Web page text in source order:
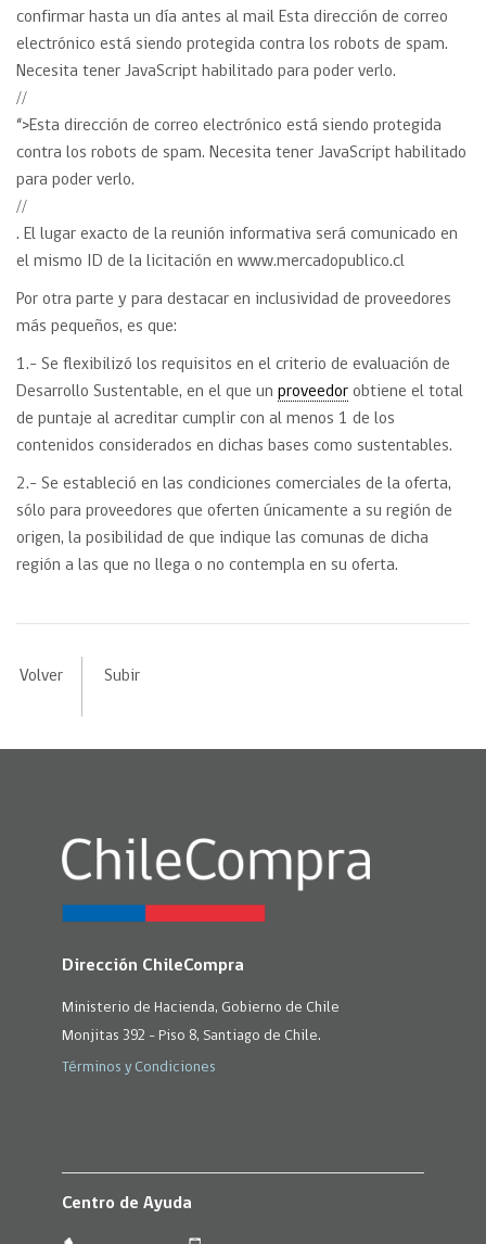
confirmar hasta un día antes al mail Esta dirección de correo
electrónico está siendo protegida contra los robots de spam.
Necesita tener JavaScript habilitado para poder verlo.
//
“>Esta dirección de correo electrónico está siendo protegida
contra los robots de spam. Necesita tener JavaScript habilitado
para poder verlo.
//
. El lugar exacto de la reunión informativa será comunicado en
el mismo ID de la licitación en www.mercadopublico.cl
Por otra parte y para destacar en inclusividad de proveedores
más pequeños, es que:
1.- Se flexibilizó los requisitos en el criterio de evaluación de
Desarrollo Sustentable, en el que un proveedor obtiene el total
de puntaje al acreditar cumplir con al menos 1 de los
contenidos considerados en dichas bases como sustentables.
2.- Se estableció en las condiciones comerciales de la oferta,
sólo para proveedores que oferten únicamente a su región de
origen, la posibilidad de que indique las comunas de dicha
región a las que no llega o no contempla en su oferta.
Volver Subir
Dirección ChileCompra
Ministerio de Hacienda, Gobierno de Chile
Monjitas 392 - Piso 8, Santiago de Chile.
Términos y Condiciones
Centro de Ayuda